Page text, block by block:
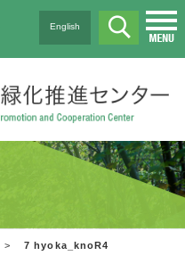
English
> 7 hyoka_knoR4